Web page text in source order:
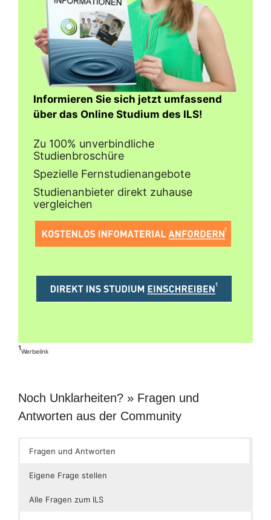
Informieren Sie sich jetzt umfassend
über das Online Studium des ILS!
Zu 100% unverbindliche
Studienbroschüre
Spezielle Fernstudienangebote
Studienanbieter direkt zuhause
vergleichen
¹Werbelink
Noch Unklarheiten? » Fragen und
Antworten aus der Community
Fragen und Antworten
Eigene Frage stellen
Alle Fragen zum ILS